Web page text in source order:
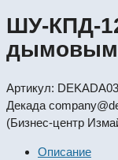
ШУ-КПД-
Артикул:
Декада
(Бизнес-центр
Описание